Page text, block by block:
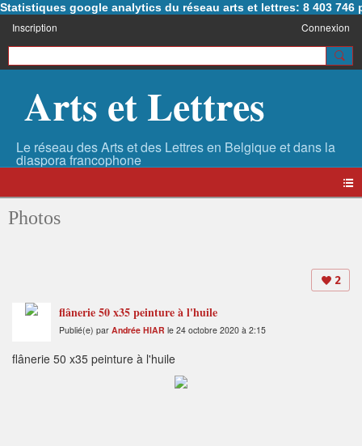
Statistiques google analytics du réseau arts et lettres: 8 403 746
Inscription Connexion
Arts et Lettres
Photos
2
flânerie 50 x35 peinture à l'huile
Publié(e) par Andrée HIAR le 24 octobre 2020 à 2:15
flânerie 50 x35 peinture à l'huile